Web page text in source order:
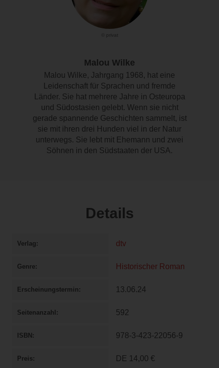
© privat
Malou Wilke
Malou Wilke, Jahrgang 1968, hat eine
Leidenschaft für Sprachen und fremde
Länder. Sie hat mehrere Jahre in Osteuropa
und Südostasien gelebt. Wenn sie nicht
gerade spannende Geschichten sammelt, ist
sie mit ihren drei Hunden viel in der Natur
unterwegs. Sie lebt mit Ehemann und zwei
Söhnen in den Südstaaten der USA.
Details
Verlag dtv
Genre Historischer Roman
Erscheinungstermin 13.06.24
Seitenanzahl 592
ISBN 978-3-423-22056-9
Preis DE 14,00 €